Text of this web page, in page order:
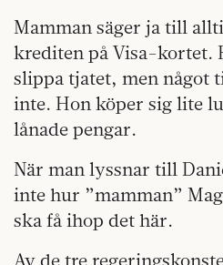
Mamman säger ja till
krediten på Visa-kortet.
slippa tjatet, men något
inte. Hon köper sig lite
lånade pengar.
När man lyssnar till
inte hur ”mamman”
ska få ihop det här.
Av de tre